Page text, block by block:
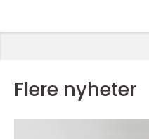
Flere nyheter